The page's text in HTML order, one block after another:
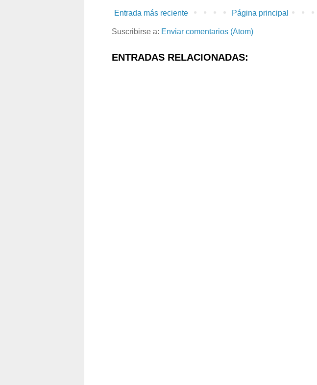
Entrada más reciente Página principal
Suscribirse a: Enviar comentarios (Atom)
ENTRADAS RELACIONADAS: